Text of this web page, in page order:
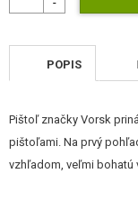
POPIS
Pištoľ značky Vorsk
pištoľami. Na prvý
vzhľadom, veľmi bohatú